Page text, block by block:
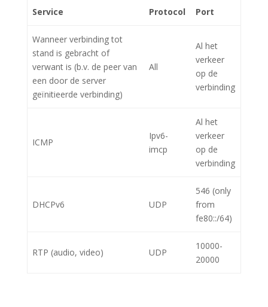
Service
Protocol Port
Wanneer verbinding tot
stand is gebracht of
verwant is (b.v. de peer van
een door de server
geïnitieerde verbinding)
All
Al het
verkeer
op de
verbinding
ICMP
Ipv6-
imcp
Al het
verkeer
op de
verbinding
DHCPv6 UDP
546 (only
from
fe80::/64)
RTP (audio, video) UDP
10000-
20000